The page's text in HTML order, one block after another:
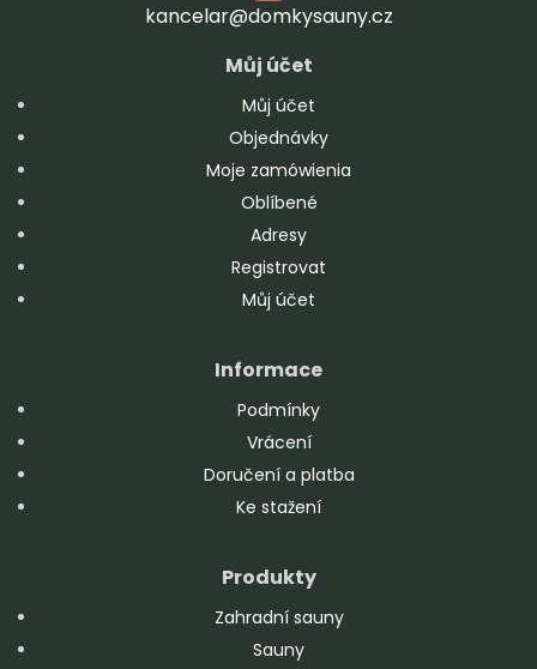
kancelar@domkysauny.cz
Můj účet
Můj účet
Objednávky
Moje zamówienia
Oblíbené
Adresy
Registrovat
Můj účet
Informace
Podmínky
Vrácení
Doručení a platba
Ke stažení
Produkty
Zahradní sauny
Sauny